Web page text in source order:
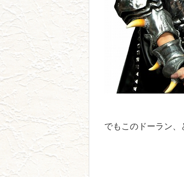
でもこのドーラン、